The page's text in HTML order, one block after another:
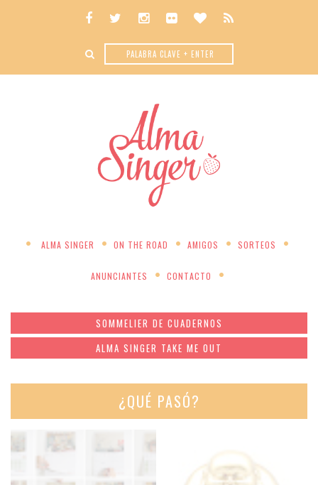
ALMA SINGER ON THE ROAD AMIGOS SORTEOS
ANUNCIANTES CONTACTO
SOMMELIER DE CUADERNOS
ALMA SINGER TAKE ME OUT
¿QUÉ PASÓ?